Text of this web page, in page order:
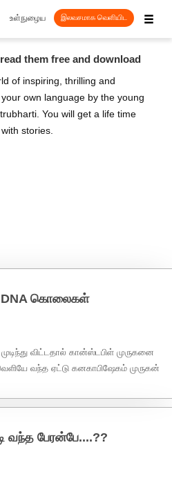
☰
உள்நுழைய இலவசமாக வெளியிட
them free and download
of inspiring, thrilling and
own language by the young
You will get a life time
stories.
DNA கொலைகள்
விட்டதால் கான்ஸ்டபிள் முருகனை
வந்த ஏட்டு கனகாபிஷேகம் முருகன்
எத்தனை ...
வந்த பேரன்பே....??